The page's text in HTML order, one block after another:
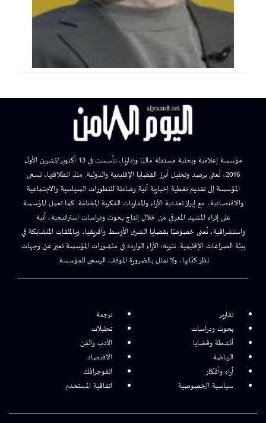
مؤسسة إعلامية وبحثية مستقلة ماليًا وإداريًا، تأسست في 13 أكتوبر/تشرين الأول
2016، تُعنى برصد وتحليل أبرز القضايا الإقليمية والدولية. منذ انطلاقتها، تسعى
المؤسسة إلى تقديم تغطية إخبارية آنية وشاملة للتطورات السياسية والاجتماعية
والاقتصادية، مع إبراز تعددية الآراء والمقاربات الفكرية المختلفة. كما تعمل المؤسسة
على إثراء المشهد المعرفي من خلال إنتاج بحوث ودراسات استراتيجية، آنية
واستشرافية، تُعنى خصوصًا بقضايا الشرق الأوسط وأفريقيا، وبالملفات المتشابكة في
بيئة الصراعات الإقليمية. تنويه: الآراء الواردة في منشورات المؤسسة تعبر عن وجهات
نظر كتّابها، ولا تمثل بالضرورة الموقف الرسمي للمؤسسة.
تقارير
ترجمة
بحوث ودراسات
تحليلات
أنشطة وقضايا
الأدب والفن
الرياضة
الاقتصاد
آراء وأفكار
انفوجرافك
سياسية الخصوصية
اتفاقية المستخدم